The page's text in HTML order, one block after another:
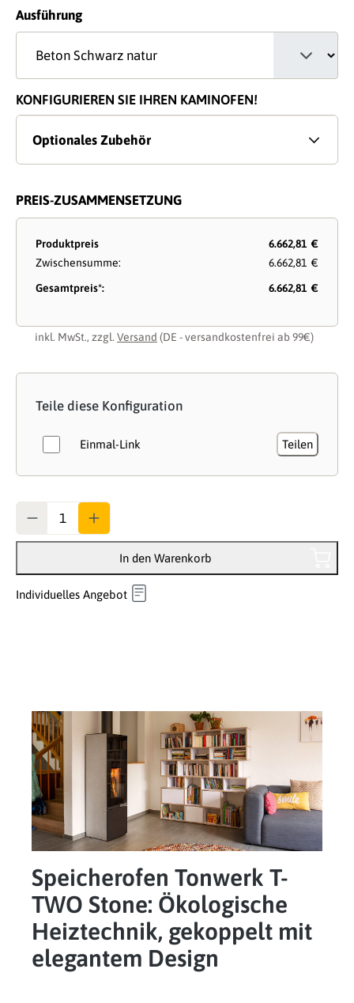
Ausführungauswählen
KONFIGURIEREN SIE IHREN KAMINOFEN!
Optionales Zubehör
PREIS-ZUSAMMENSETZUNG
Produktpreis
6.662,81 €
Zwischensumme:
6.662,81 €
Gesamtpreis*:
6.662,81 €
inkl. MwSt., zzgl. Versand (DE - versandkostenfrei ab 99€)
Teile diese Konfiguration
Einmal-Link Teilen
In den Warenkorb
Individuelles Angebot
Speicherofen Tonwerk T-
TWO Stone: Ökologische
Heiztechnik, gekoppelt mit
elegantem Design